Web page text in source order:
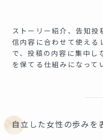
ストーリー紹介、告知投
信内容に合わせて使える
で、投稿の内容に集中し
を保てる仕組みになって
自立した女性の歩みを